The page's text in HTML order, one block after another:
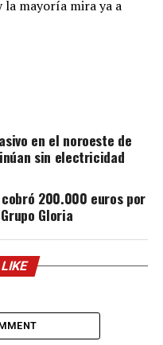
la mayoría mira ya a
en el noroeste de
sin electricidad
cobró 200.000 euros por
Gloria